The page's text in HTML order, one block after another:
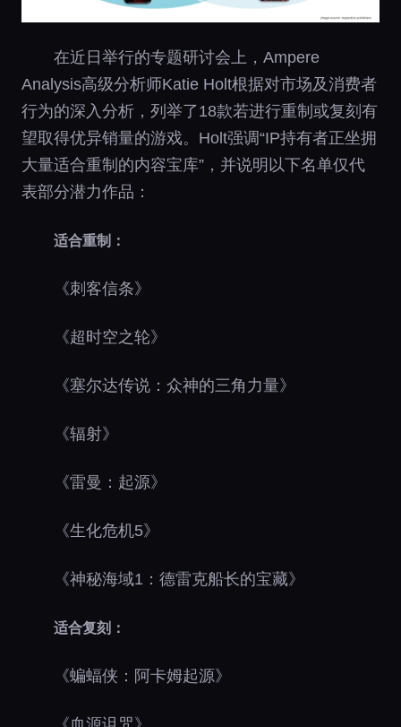
在近日举行的专题研讨会上，Ampere
Analysis高级分析师Katie Holt根据对市场及消费者
行为的深入分析，列举了18款若进行重制或复刻有
望取得优异销量的游戏。Holt强调“IP持有者正坐拥
大量适合重制的内容宝库”，并说明以下名单仅代
表部分潜力作品：
适合重制：
《刺客信条》
《超时空之轮》
《塞尔达传说：众神的三角力量》
《辐射》
《雷曼：起源》
《生化危机5》
《神秘海域1：德雷克船长的宝藏》
适合复刻：
《蝙蝠侠：阿卡姆起源》